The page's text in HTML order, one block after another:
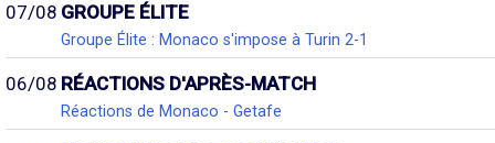
07/08 GROUPE ÉLITE
Groupe Élite : Monaco s'impose à Turin 2-1
06/08 RÉACTIONS D'APRÈS-MATCH
Réactions de Monaco - Getafe